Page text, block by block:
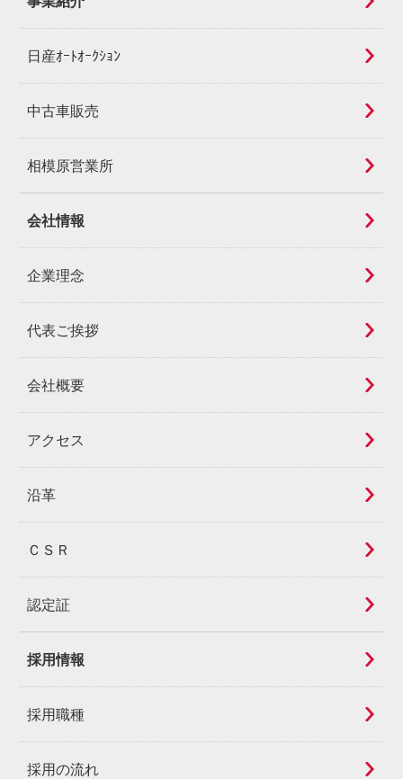
日産ｵｰﾄｵｰｸｼｮﾝ
中古車販売
相模原営業所
会社情報
企業理念
代表ご挨拶
会社概要
アクセス
沿革
ＣＳＲ
認定証
採用情報
採用職種
採用の流れ